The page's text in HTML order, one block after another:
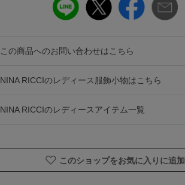
この商品へのお問い合わせはこちら
NINA RICCIのレディース服飾小物はこちら
NINA RICCIのレディースアイテム一覧
このショップをお気に入りに追加